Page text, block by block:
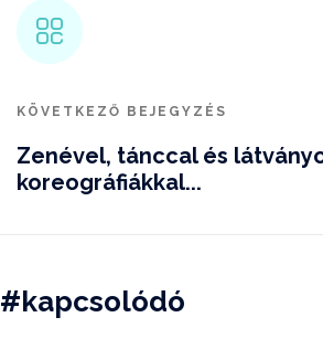
KÖVETKEZŐ BEJEGYZÉS
Zenével, tánccal és
koreográfiákkal...
#kapcsolódó